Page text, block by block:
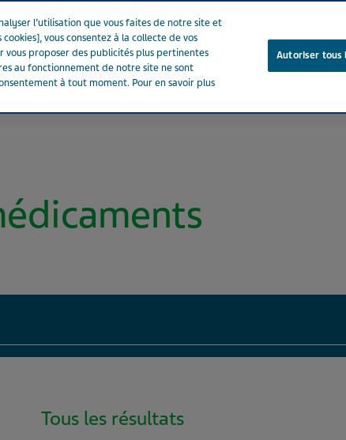
Tous les résultats
l’utilisation que vous faites de notre site et
vous consentez à la collecte de vos
vous proposer des publicités plus pertinentes
au fonctionnement de notre site ne sont
à tout moment. Pour en savoir plus
Autoriser tous